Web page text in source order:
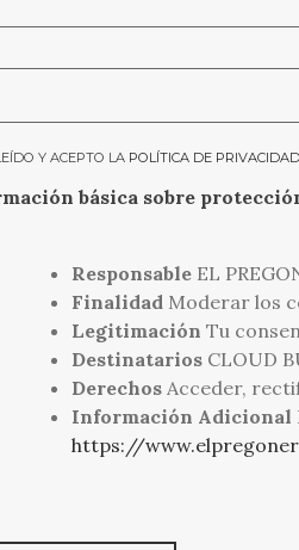
Y ACEPTO LA POLÍTICA DE PRIVACIDAD
básica sobre
Responsable EL
Finalidad Moderar los
Legitimación Tu
Destinatarios CLOUD
Derechos Acceder,
Información Adicional
https://